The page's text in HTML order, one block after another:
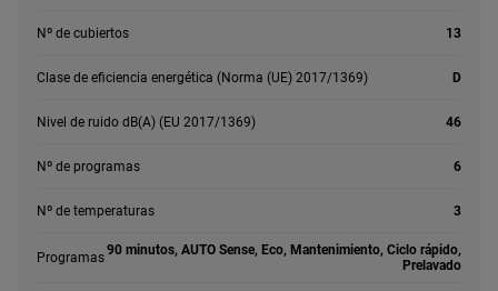
Nº de cubiertos 13
Clase de eficiencia energética (Norma (UE) 2017/1369) D
Nivel de ruido dB(A) (EU 2017/1369) 46
Nº de programas 6
Nº de temperaturas 3
Programas90 minutos, AUTO Sense, Eco, Mantenimiento, Ciclo rápido,
Prelavado